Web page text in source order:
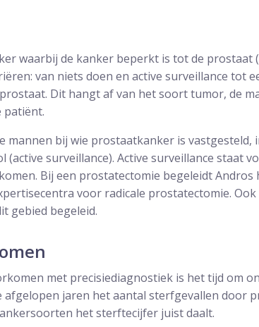
waarbij de kanker beperkt is tot de prostaat
van niets doen en active surveillance tot
Dit hangt af van het soort tumor, de
patiënt.
mannen bij wie prostaatkanker is
surveillance). Active surveillance staat
Bij een prostatectomie begeleidt Andros
voor radicale prostatectomie.
gebied begeleid.
met precisiediagnostiek is het tijd om
afgelopen jaren het aantal sterfgevallen door
het sterftecijfer juist daalt.